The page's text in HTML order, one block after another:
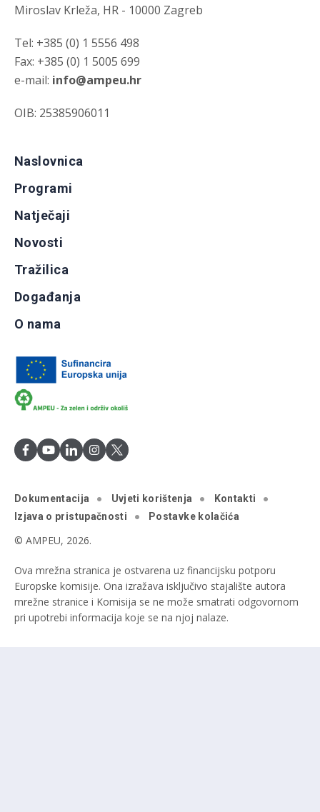
Miroslav Krleža, HR - 10000 Zagreb
Tel: +385 (0) 1 5556 498
Fax: +385 (0) 1 5005 699
e-mail: info@ampeu.hr
OIB: 25385906011
Naslovnica
Programi
Natječaji
Novosti
Tražilica
Događanja
O nama
Dokumentacija Uvjeti korištenja
Kontakti
Izjava o pristupačnosti
Postavke kolačića
© AMPEU, 2026.
Ova mrežna stranica je ostvarena uz financijsku potporu
Europske komisije. Ona izražava isključivo stajalište autora
mrežne stranice i Komisija se ne može smatrati odgovornom
pri upotrebi informacija koje se na njoj nalaze.